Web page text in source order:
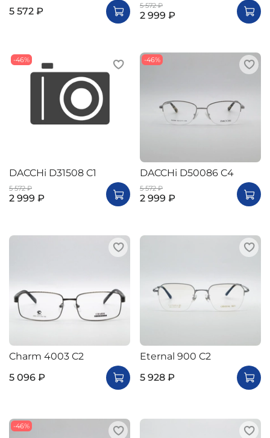
5 572 ₽
5 572 ₽
2 999 ₽
-46%
DACCHi D31508 C1
5 572 ₽
2 999 ₽
-46%
DACCHi D50086 C4
5 572 ₽
2 999 ₽
Charm 4003 C2
5 096 ₽
Eternal 900 C2
5 928 ₽
-46%